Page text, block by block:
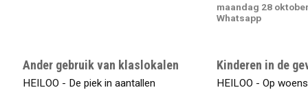
maandag 28
Whatsapp
Ander gebruik van klaslokalen
HEILOO - De piek in aantallen
Kinderen in de
HEILOO - Op